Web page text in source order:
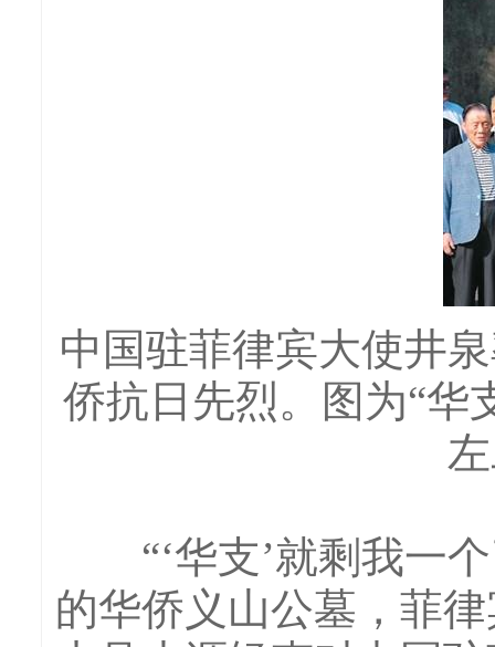
中国驻菲律宾大使井
侨抗日先烈。图为“华
“‘华支’就剩我一个
的华侨义山公墓，菲